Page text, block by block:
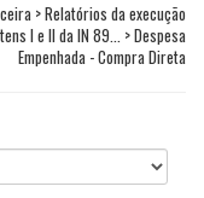
> Relatórios da execução
I e II da IN 89... > Despesa
Empenhada - Compra Direta